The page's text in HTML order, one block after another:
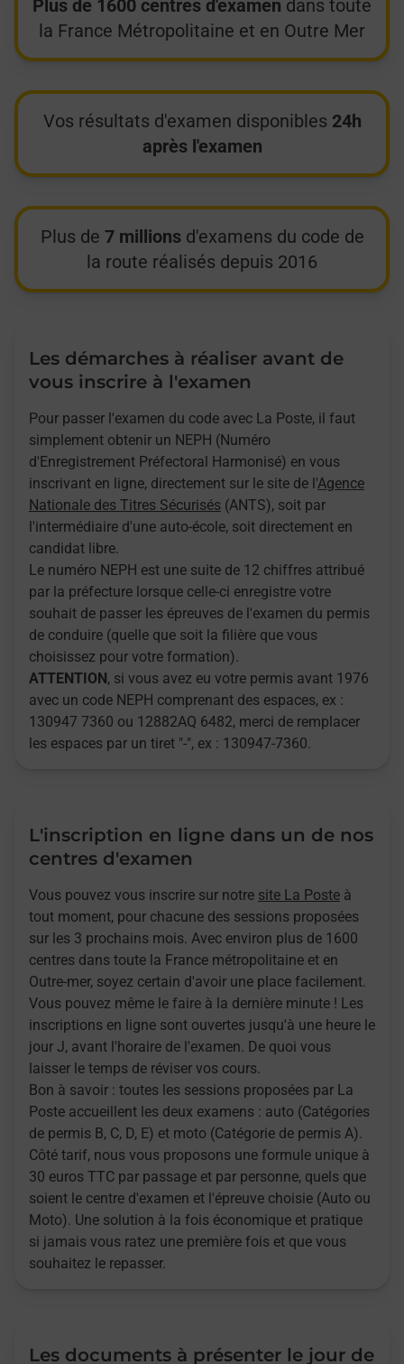
Plus de 1600 centres d'examen dans toute
la France Métropolitaine et en Outre Mer
Vos résultats d'examen disponibles 24h
après l'examen
Plus de 7 millionsd'examens du code de
la route réalisés depuis 2016
Les démarches à réaliser avant de
vous inscrire à l'examen
Pour passer l'examen du code avec La Poste, il faut
simplement obtenir un NEPH (Numéro
d'Enregistrement Préfectoral Harmonisé) en vous
inscrivant en ligne, directement sur le site de l'Agence
Nationale des Titres Sécurisés (ANTS), soit par
l'intermédiaire d'une auto-école, soit directement en
candidat libre.
Le numéro NEPH est une suite de 12 chiffres attribué
par la préfecture lorsque celle-ci enregistre votre
souhait de passer les épreuves de l'examen du permis
de conduire (quelle que soit la filière que vous
choisissez pour votre formation).
ATTENTION , si vous avez eu votre permis avant 1976
avec un code NEPH comprenant des espaces, ex :
130947 7360 ou 12882AQ 6482, merci de remplacer
les espaces par un tiret "-", ex : 130947-7360.
L'inscription en ligne dans un de nos
centres d'examen
Vous pouvez vous inscrire sur notre site La Poste à
tout moment, pour chacune des sessions proposées
sur les 3 prochains mois. Avec environ plus de 1600
centres dans toute la France métropolitaine et en
Outre-mer, soyez certain d'avoir une place facilement.
Vous pouvez même le faire à la dernière minute ! Les
inscriptions en ligne sont ouvertes jusqu'à une heure le
jour J, avant l'horaire de l'examen. De quoi vous
laisser le temps de réviser vos cours.
Bon à savoir : toutes les sessions proposées par La
Poste accueillent les deux examens : auto (Catégories
de permis B, C, D, E) et moto (Catégorie de permis A).
Côté tarif, nous vous proposons une formule unique à
30 euros TTC par passage et par personne, quels que
soient le centre d'examen et l'épreuve choisie (Auto ou
Moto). Une solution à la fois économique et pratique
si jamais vous ratez une première fois et que vous
souhaitez le repasser.
Les documents à présenter le jour de